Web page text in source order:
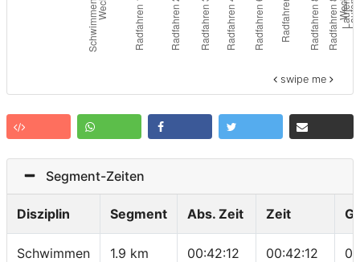
swipe me
Segment-Zeiten
Disziplin Segment Abs. Zeit Zeit
Schwimmen 1.9 km 00:42:12 00:42:12